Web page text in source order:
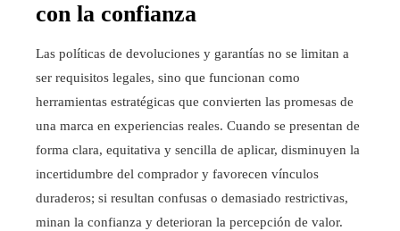
con la confianza
Las políticas de devoluciones y garantías no se limitan a
ser requisitos legales, sino que funcionan como
herramientas estratégicas que convierten las promesas de
una marca en experiencias reales. Cuando se presentan de
forma clara, equitativa y sencilla de aplicar, disminuyen la
incertidumbre del comprador y favorecen vínculos
duraderos; si resultan confusas o demasiado restrictivas,
minan la confianza y deterioran la percepción de valor.